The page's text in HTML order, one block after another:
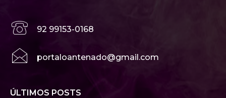
92 99153-0168
portaloantenado@gmail.com
ÚLTIMOS POSTS